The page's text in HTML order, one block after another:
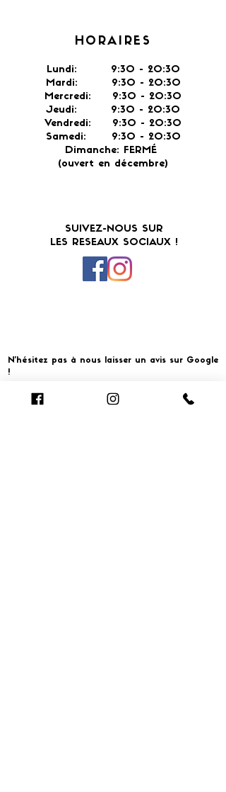
HORAIRES
Lundi: 9:30 - 20:30
Mardi: 9:30 - 20:30
Mercredi: 9:30 - 20:30
Jeudi: 9:30 - 20:30
Vendredi: 9:30 - 20:30
Samedi: 9:30 - 20:30
Dimanche: FERMÉ
(ouvert en décembre)
SUIVEZ-NOUS SUR
LES RESEAUX SOCIAUX !
N'hésitez pas à nous laisser un avis sur Google
!